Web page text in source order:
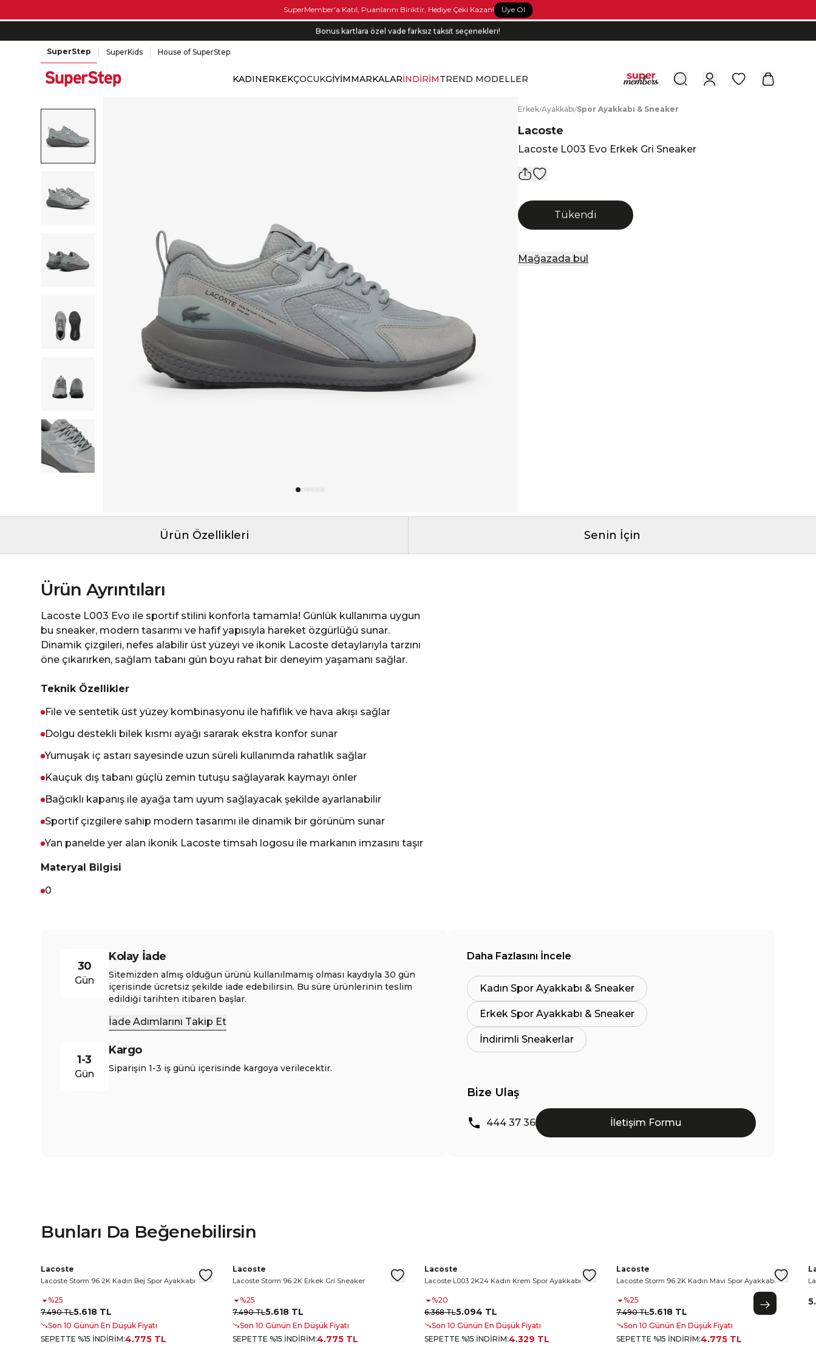
SuperMember'a Katıl, Puanlarını Biriktir, Hediye Çeki Kazan! Üye Ol
Bonus kartlara özel vade farksız taksit seçenekleri!
SuperStep SuperKids House of SuperStep
KADINERKEKÇOCUKGİYİMMARKALARİNDİRİMTREND MODELLER 0
Erkek/Ayakkabı/Spor Ayakkabı & Sneaker
Lacoste
Lacoste L003 Evo Erkek Gri Sneaker
Tükendi
Mağazada bul
Ürün Özellikleri Senin İçin
Ürün Ayrıntıları
Lacoste L003 Evo ile sportif stilini konforla tamamla! Günlük kullanıma uygun
bu sneaker, modern tasarımı ve hafif yapısıyla hareket özgürlüğü sunar.
Dinamik çizgileri, nefes alabilir üst yüzeyi ve ikonik Lacoste detaylarıyla tarzını
öne çıkarırken, sağlam tabanı gün boyu rahat bir deneyim yaşamanı sağlar.
Teknik Özellikler
File ve sentetik üst yüzey kombinasyonu ile hafiflik ve hava akışı sağlar
Dolgu destekli bilek kısmı ayağı sararak ekstra konfor sunar
Yumuşak iç astarı sayesinde uzun süreli kullanımda rahatlık sağlar
Kauçuk dış tabanı güçlü zemin tutuşu sağlayarak kaymayı önler
Bağcıklı kapanış ile ayağa tam uyum sağlayacak şekilde ayarlanabilir
Sportif çizgilere sahip modern tasarımı ile dinamik bir görünüm sunar
Yan panelde yer alan ikonik Lacoste timsah logosu ile markanın imzasını taşır
Materyal Bilgisi
0
30
Gün
Kolay İade
Sitemizden almış olduğun ürünü kullanılmamış olması kaydıyla 30 gün
içerisinde ücretsiz şekilde iade edebilirsin. Bu süre ürünlerinin teslim
edildiği tarihten itibaren başlar.
İade Adımlarını Takip Et
1-3
Gün
Kargo
Siparişin 1-3 iş günü içerisinde kargoya verilecektir.
Daha Fazlasını İncele
Kadın Spor Ayakkabı & Sneaker
Erkek Spor Ayakkabı & Sneaker
İndirimli Sneakerlar
Bize Ulaş
444 37 36 İletişim Formu
Bunları Da Beğenebilirsin
Lacoste Backslam Mary-J Kadın Pembe Babet
Spor AyakkabıLacoste Ziane Platform Kadın Beyaz Spor AyakkabıLacoste Ziane Platform Kadın Beyaz Spor Ayakkabı
Lacoste Storm 96 2K Kadın Bej Spor AyakkabıLacoste Storm 96 2K Kadın Bej Spor AyakkabıLacoste Storm 96 2K Kadın Bej Spor Ayakkabı
Lacoste
Lacoste Storm 96 2K Kadın Bej Spor Ayakkabı
%25
7.490 TL5.618 TL
Son 10 Günün En Düşük Fiyatı
SEPETTE %15 İNDİRİM:4.775 TL
Lacoste Storm 96 2K Erkek Gri Sneaker Lacoste Storm 96 2K Erkek Gri Sneaker Lacoste Storm 96 2K Erkek Gri Sneaker
Lacoste
Lacoste Storm 96 2K Erkek Gri Sneaker
%25
7.490 TL5.618 TL
Son 10 Günün En Düşük Fiyatı
SEPETTE %15 İNDİRİM:4.775 TL
Lacoste L003 2K24 Kadın Krem Spor AyakkabıLacoste L003 2K24 Kadın Krem Spor Ayakkabı
Lacoste
Lacoste L003 2K24 Kadın Krem Spor Ayakkabı
%20
6.368 TL5.094 TL
Son 10 Günün En Düşük Fiyatı
SEPETTE %15 İNDİRİM:4.329 TL
Lacoste Storm 96 2K Kadın Mavi Spor Ayakkabı
Lacoste
Lacoste Storm 96 2K Kadın Mavi Spor Ayakkabı
%25
7.490 TL5.618 TL
Son 10 Günün En Düşük Fiyatı
SEPETTE %15 İNDİRİM:4.775 TL